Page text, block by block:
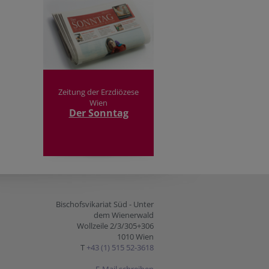
Zeitung der Erzdiözese
Wien
Der Sonntag
Bischofsvikariat Süd - Unter
dem Wienerwald
Wollzeile 2/3/305+306
1010 Wien
T +43 (1) 515 52-3618